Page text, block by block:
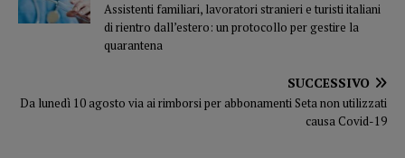
Assistenti familiari, lavoratori stranieri e turisti italiani
di rientro dall’estero: un protocollo per gestire la
quarantena
SUCCESSIVO
Da lunedì 10 agosto via ai rimborsi per abbonamenti Seta non utilizzati
causa Covid-19